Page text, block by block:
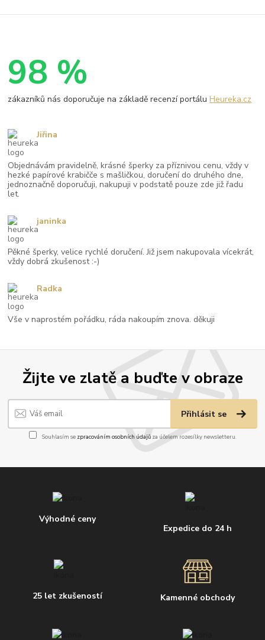
Žijte ve zlatě a buďte v obraze
Přihlásit se
Souhlasím se zpracováním osobních údajůza účelem rozesílky newsletteru.
Výhodné ceny
Expedice do 24 h
25 let zkušeností Kamenné obchody
98 %
zákazníků nás doporučuje na základě recenzí portáluHeureka.cz
Objednávám pravidelně, krásné šperky za příznivou cenu, vždy v
hezké papírové krabičče s mašličkou, doručení do druhého dne,
jednoznačně doporučuji, nakupuji v podstatě pouze zde již řadu
let.
Jiřina
Pěkné šperky, velice rychlé doručení. Již jsem nakupovala vícekrát,
vždy dobrá zkušenost :-)
janinka
Vše v naprostém pořádku, ráda nakoupím znova. děkuji
Radka